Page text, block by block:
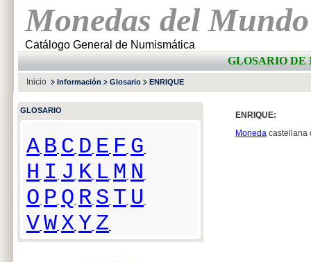
Monedas del Mundo
Catálogo General de Numismática
GLOSARIO DE
Inicio Información Glosario ENRIQUE
GLOSARIO
A B C D E F G
H I J K L M N
O P Q RS T U
VWXYZ
ENRIQUE:
Moneda castellana